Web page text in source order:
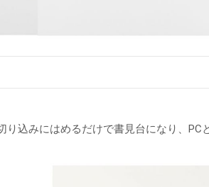
込みにはめるだけで書見台になり、PC